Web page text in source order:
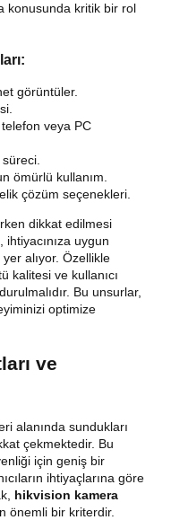
konusunda kritik bir rol
görüntüler.
telefon veya PC
ömürlü kullanım.
çözüm seçenekleri.
dikkat edilmesi
uygun
alıyor. Özellikle
kalitesi ve kullanıcı
Bu unsurlar,
optimize
ve
alanında sundukları
çekmektedir. Bu
için geniş bir
ihtiyaçlarına göre
hikvision kamera
önemli bir kriterdir.